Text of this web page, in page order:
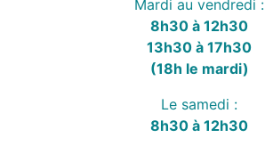
Mardi au vendredi :
8h30 à 12h30
13h30 à 17h30
(18h le mardi)
Le samedi :
8h30 à 12h30